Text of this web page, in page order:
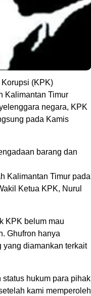
(KPK)
Kalimantan Timur
negara, KPK
pada Kamis
barang dan
Kalimantan Timur pada
Ketua KPK, Nurul
KPK belum mau
Ghufron hanya
yang diamankan terkait
hukum para pihak
kami memperoleh